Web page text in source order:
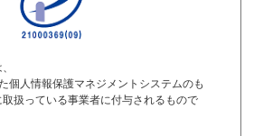
個人情報保護マネジメントシステムのも
扱っている事業者に付与されるもので